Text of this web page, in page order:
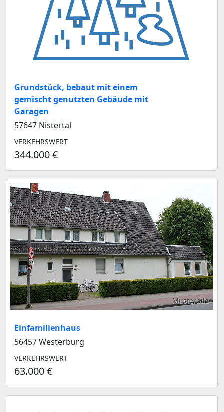
Grundstück, bebaut mit einem
gemischt genutzten Gebäude mit
Garagen
57647 Nistertal
VERKEHRSWERT
344.000 €
Musterbild
Einfamilienhaus
56457 Westerburg
VERKEHRSWERT
63.000 €